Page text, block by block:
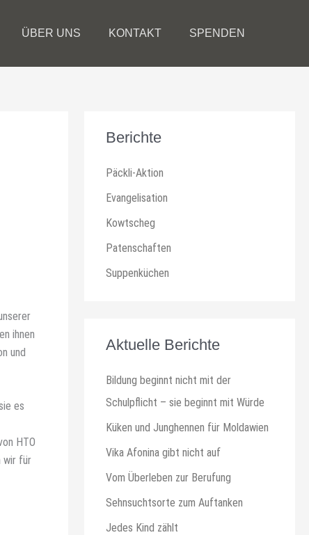
ÜBER UNS KONTAKT SPENDEN
ihnen
und
es
HTO
wir für
Berichte
Päckli-Aktion
Evangelisation
Kowtscheg
Patenschaften
Suppenküchen
Aktuelle Berichte
Bildung beginnt nicht mit der
Schulpflicht – sie beginnt mit Würde
Küken und Junghennen für Moldawien
Vika Afonina gibt nicht auf
Vom Überleben zur Berufung
Sehnsuchtsorte zum Auftanken
Jedes Kind zählt